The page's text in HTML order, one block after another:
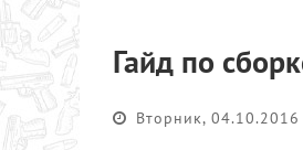
Гайд по
Вторник, 04.10.2016